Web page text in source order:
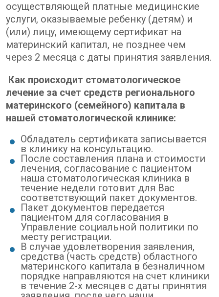
осуществляющей платные медицинские
услуги, оказываемые ребенку (детям) и
(или) лицу, имеющему сертификат на
материнский капитал, не позднее чем
через 2 месяца с даты принятия заявления.
Как происходит стоматологическое
лечение за счет средств регионального
материнского (семейного) капитала в
нашей стоматологической клинике:
Обладатель сертификата записывается
в клинику на консультацию.
После составления плана и стоимости
лечения, согласование с пациентом
наша стоматологическая клиника в
течение недели готовит для Вас
соответствующий пакет документов.
Пакет документов передается
пациентом для согласования в
Управление социальной политики по
месту регистрации.
В случае удовлетворения заявления,
средства (часть средств) областного
материнского капитала в безналичном
порядке направляются на счет клиники
в течение 2-х месяцев с даты принятия